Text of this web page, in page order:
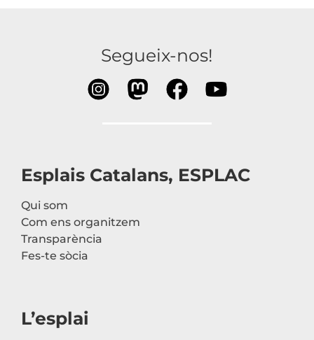
Segueix-nos!
Esplais Catalans, ESPLAC
Qui som
Com ens organitzem
Transparència
Fes-te sòcia
L’esplai